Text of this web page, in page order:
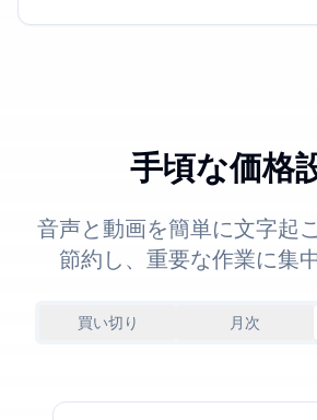
手頃な価格
音声と動画を簡単に文字起
節約し、重要な作業に集
買い切り 月次